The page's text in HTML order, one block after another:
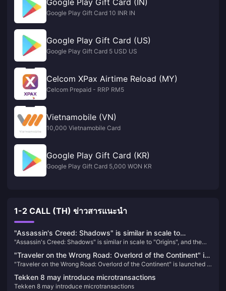
Google Play Gift Card (IN)
Google Play Gift Card 10 INR IN
Google Play Gift Card (US)
Google Play Gift Card 5 USD US
Celcom XPax Airtime Reload (MY)
Celcom Prepaid - RRP RM5
Vietnamobile (VN)
10,000 Vietnamobile Card
Google Play Gift Card (KR)
Google Play Gift Card 5,000 WON KR
1-2 CALL (TH) ข่าวสารแนะนำ
"Assassin's Creed: Shadows" is similar in scale to
"Origins", and the game offers a seasonal changing
system
"Assassin's Creed: Shadows" is similar in scale to "Origins", and the
"Traveler on the Wrong Road: Overlord of the Continent" is
launched in public beta today! Octopath Travelers gather
to recreate the glory of JRPG!
"Traveler on the Wrong Road: Overlord of the Continent" is launched in
JRPG!
Tekken 8 may introduce microtransactions
Tekken 8 may introduce microtransactions